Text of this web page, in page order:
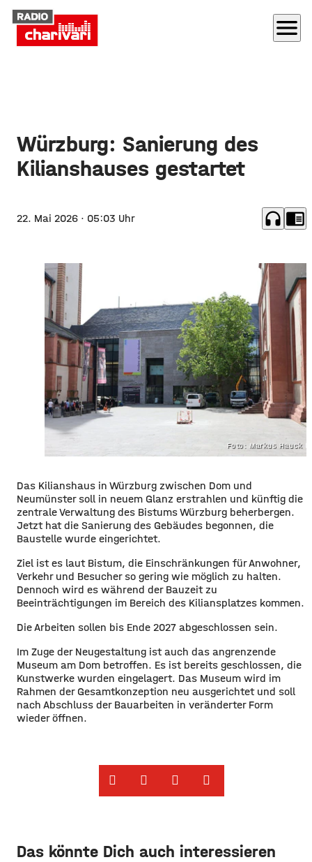
menu
Würzburg: Sanierung des
Kilianshauses gestartet
22. Mai 2026 · 05:03 Uhr headphones chrome_reader_mode
Foto: Markus Hauck
Das Kilianshaus in Würzburg zwischen Dom und
Neumünster soll in neuem Glanz erstrahlen und künftig die
zentrale Verwaltung des Bistums Würzburg beherbergen.
Jetzt hat die Sanierung des Gebäudes begonnen, die
Baustelle wurde eingerichtet.
Ziel ist es laut Bistum, die Einschränkungen für Anwohner,
Verkehr und Besucher so gering wie möglich zu halten.
Dennoch wird es während der Bauzeit zu
Beeinträchtigungen im Bereich des Kiliansplatzes kommen.
Die Arbeiten sollen bis Ende 2027 abgeschlossen sein.
Im Zuge der Neugestaltung ist auch das angrenzende
Museum am Dom betroffen. Es ist bereits geschlossen, die
Kunstwerke wurden eingelagert. Das Museum wird im
Rahmen der Gesamtkonzeption neu ausgerichtet und soll
nach Abschluss der Bauarbeiten in veränderter Form
wieder öffnen.
Das könnte Dich auch interessieren